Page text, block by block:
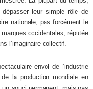
dépasser leur simple rôle de
nationale, pas forcément le
occidentales, réputée
l’imaginaire collectif.
envol de l’industrie
la production mondiale en